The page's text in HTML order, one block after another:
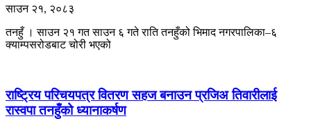
साउन २१, २०८३
तनहुँ । साउन २१ गत साउन ६ गते राति तनहुँको भिमाद नगरपालिका–६
क्याम्पसरोडबाट चोरी भएको
राष्ट्रिय परिचयपत्र वितरण सहज बनाउन प्रजिअ तिवारीलाई
रास्वपा तनहुँको ध्यानाकर्षण